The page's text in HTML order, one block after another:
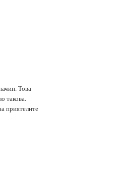
Това
такова.
приятелите